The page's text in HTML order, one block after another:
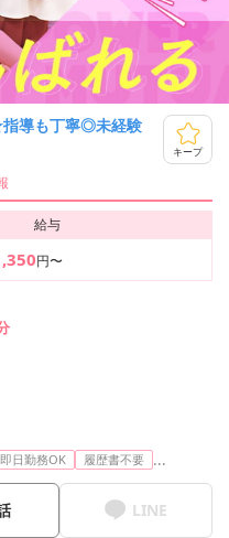
導も丁寧◎未経験
キープ
給与
円〜
即日勤務OK 履歴書不要 ...
LINE